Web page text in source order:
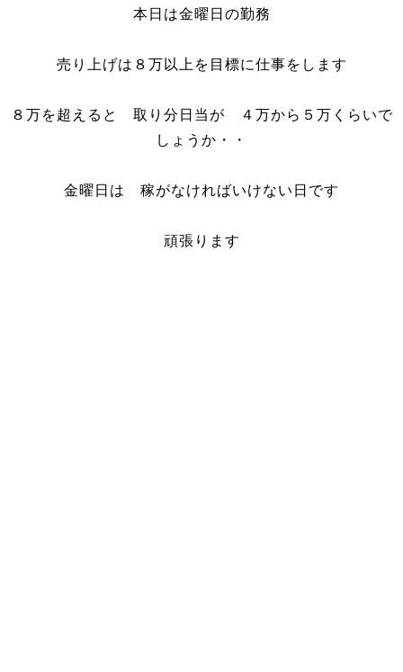
本日は金曜日の勤務
売り上げは８万以上を目標に仕事をします
８万を超えると 取り分日当が ４万から５万くらいで
しょうか・・
金曜日は 稼がなければいけない日です
頑張ります